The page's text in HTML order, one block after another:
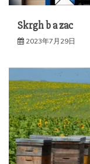
Skrgh b a zac
2023年7月29日